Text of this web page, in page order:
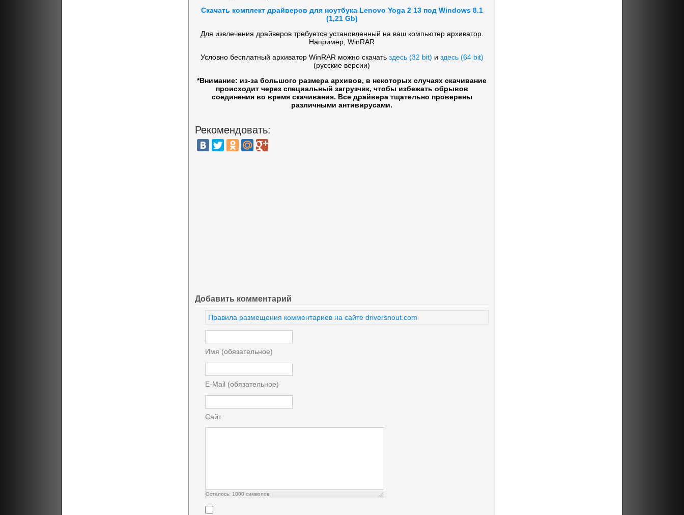
Скачать комплект драйверов для ноутбука Lenovo Yoga 2 13 под Windows 8.1
(1,21 Gb)
Для извлечения драйверов требуется установленный на ваш компьютер архиватор.
Например, WinRAR
Условно бесплатный архиватор WinRAR можно скачать здесь (32 bit) и здесь (64 bit)
(русские версии)
*Внимание: из-за большого размера архивов, в некоторых случаях скачивание
происходит через специальный загрузчик, чтобы избежать обрывов
соединения во время скачивания. Все драйвера тщательно проверены
различными антивирусами.
Рекомендовать:
Добавить комментарий
Правила размещения комментариев на сайте driversnout.com
Имя (обязательное)
E-Mail (обязательное)
Сайт
Осталось: 1000 символов